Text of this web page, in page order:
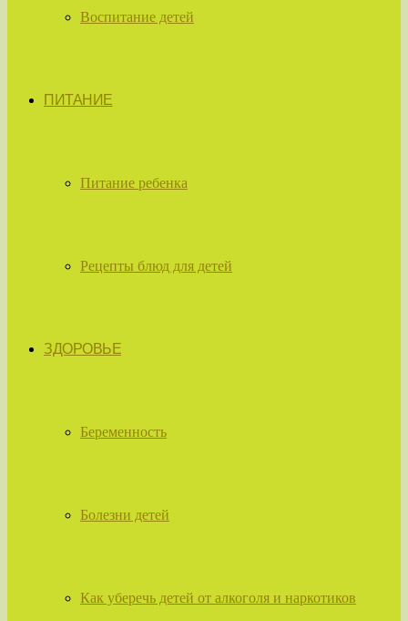
Воспитание детей
ПИТАНИЕ
Питание ребенка
Рецепты блюд для детей
ЗДОРОВЬЕ
Беременность
Болезни детей
Как уберечь детей от алкоголя и наркотиков